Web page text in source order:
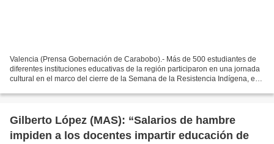
Valencia (Prensa Gobernación de Carabobo).- Más de 500 estudiantes de
diferentes instituciones educativas de la región participaron en una jornada
cultural en el marco del cierre de la Semana de la Resistencia Indígena, en
Gilberto López (MAS): “Salarios de hambre
impiden a los docentes impartir educación de